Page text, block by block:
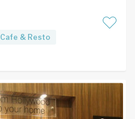
Cafe & Resto